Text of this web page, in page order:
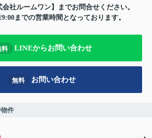
社ルームワン】までお問合せください。
までの営業時間となっております。
料 LINEからお問い合わせ
無料 お問い合わせ
件